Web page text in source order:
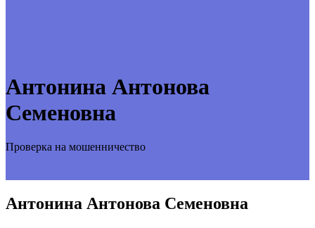
Антонина Антонова
Семеновна
Проверка на мошенничество
Антонина Антонова Семеновна